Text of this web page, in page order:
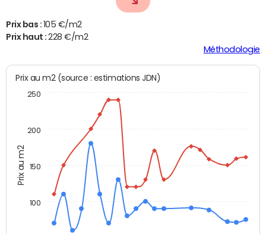
Prix bas : 105 €/m2
Prix haut :228 €/m2
Méthodologie
Prix au m2
Prix au m2 (source : estimations JDN)
100
150
200
250